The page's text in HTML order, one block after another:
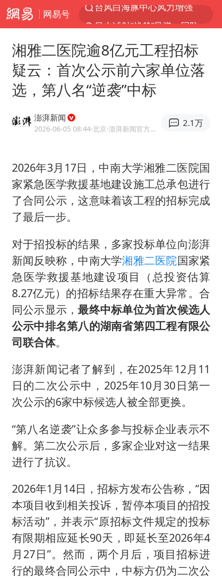
网易号
四川宜宾市高县4.9级地震致1人死亡
向鹏0-3不敌张本智和
百花奖开幕式
我国外贸延续良好增长态势
陈幸同晋级WTT横滨冠军赛8强
国防部：坚决反制任何闹海挑衅图谋
宇树科技中一签需缴款7.54万元
两名乘客在飞机上因调节座椅起冲突
AI会终结印度“外包神话”吗
夯实基础开新局
湘雅二医院逾8亿元工程招标
疑云：首次公示前六家单位落
选，第八名“逆袭”中标
澎湃新闻
2026-06-05 08:44·北京 ·澎湃新闻官方网易号
2.1万
2026年3月17日，中南大学湘雅二医院国
家紧急医学救援基地建设施工总承包进行
了合同公示，这意味着该工程的招标完成
了最后一步。
对于招投标的结果，多家投标单位向澎湃
新闻反映称，中南大学湘雅二医院国家紧
急医学救援基地建设项目（总投资估算
8.27亿元）的招标结果存在重大异常。合
同公示显示，最终中标单位为首次候选人
公示中排名第八的湖南省第四工程有限公
司联合体。
澎湃新闻记者了解到，在2025年12月11
日的二次公示中，2025年10月30日第一
次公示的6家中标候选人被全部更换。
“第八名逆袭”让众多参与投标企业表示不
解。第二次公示后，多家企业对这一结果
进行了抗议。
2026年1月14日，招标方发布公告称，“因
本项目收到相关投诉，暂停本项目的招投
标活动”，并表示“原招标文件规定的投标
有限期相应延长90天，即延长至2026年4
月27日”。然而，两个月后，项目招标进
行的最终合同公示中，中标方仍为二次公